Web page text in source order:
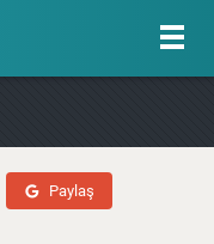
Paylaş